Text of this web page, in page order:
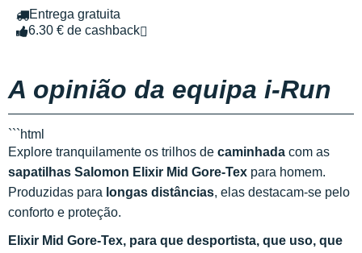
Entrega gratuita
6.30 € de cashback
A opinião da equipa i-Run
```html
Explore tranquilamente os trilhos de caminhada com as
sapatilhas Salomon Elixir Mid Gore-Tex para homem.
Produzidas para longas distâncias, elas destacam-se pelo
conforto e proteção.
Elixir Mid Gore-Tex, para que desportista, que uso, que